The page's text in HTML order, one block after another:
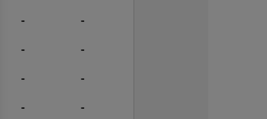
-
-
-
-
-
-
-
-